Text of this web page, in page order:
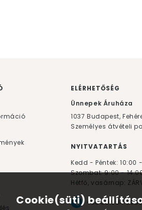
ELÉRHETŐSÉG
Ünnepek Áruháza
1037 Budapest,
Személyes átvételi
NYITVATARTÁS
Kedd - Péntek: 10:00
Szombat: 9:00 -
Hétfő, vasárnap:
+36 30 984
Cookie(süti)